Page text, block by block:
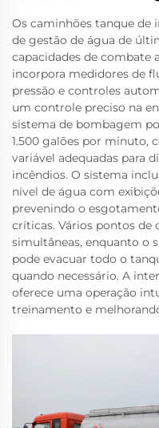
Os caminhões tanque de
de gestão de água de
capacidades de combate
incorpora medidores de
pressão e controles
um controle preciso na
sistema de bombagem
1.500 galões por minuto,
variável adequadas para
incêndios. O sistema
nível de água com
prevenindo o
críticas. Vários pontos de
simultâneas, enquanto o
pode evacuar todo o
quando necessário. A
oferece uma operação
treinamento e